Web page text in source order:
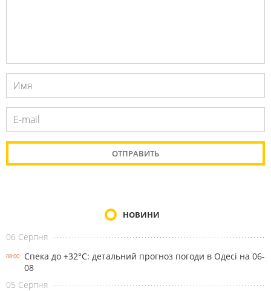
НОВИНИ
06 Серпня
08:00
Спека до +32°С: детальний прогноз погоди в Одесі на 06-
08
05 Серпня